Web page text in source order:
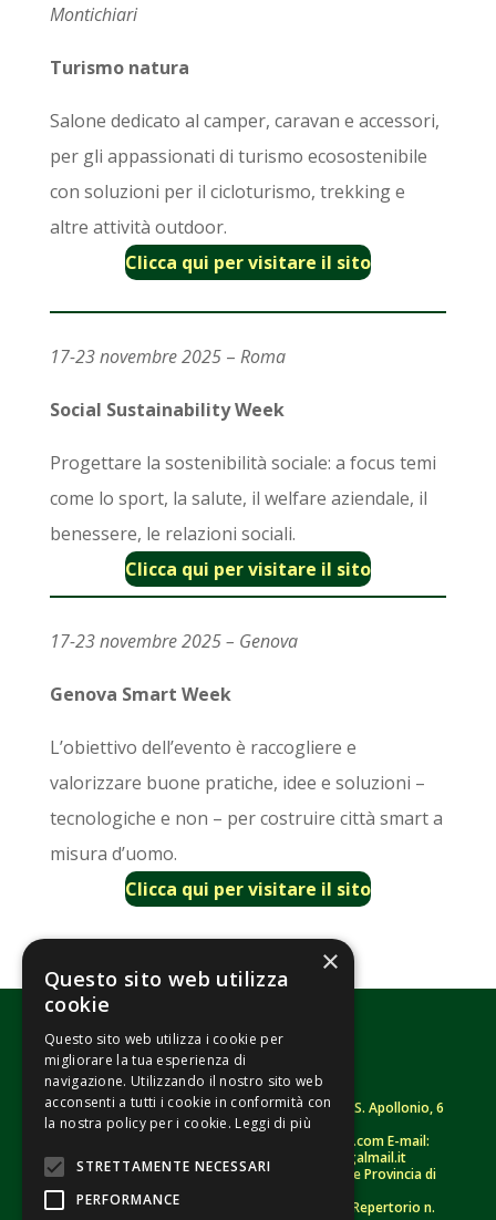
Montichiari
Turismo natura
Salone dedicato al camper, caravan e accessori,
per gli appassionati di turismo ecosostenibile
con soluzioni per il cicloturismo, trekking e
altre attività outdoor.
Clicca qui per visitare il sito
17-23 novembre 2025– Roma
Social Sustainability Week
Progettare la sostenibilità sociale: a focus temi
come lo sport, la salute, il welfare aziendale, il
benessere, le relazioni sociali.
Clicca qui per visitare il sito
17-23 novembre 2025 – Genova
Genova Smart Week
L’obiettivo dell’evento è raccogliere e
valorizzare buone pratiche, idee e soluzioni –
tecnologiche e non – per costruire città smart a
misura d’uomo.
Clicca qui per visitare il sito
Fondazione Senza Frontiere – ETS |Strada S. Apollonio, 6
– 46042 Castel Goffredo (MN)
– Sito: www.senzafrontiere.com E-mail:
tenuapol@gmail.com– Pec:tenuapol@legalmail.it
C. F. 90008460207 – Registro persone giuridiche Provincia di
Mantova n. 243 (sospeso)
Registro Unico Nazionale del Terzo Settore – Repertorio n.
×
Questo sito web utilizza
cookie
Questo sito web utilizza i cookie per
migliorare la tua esperienza di
navigazione. Utilizzando il nostro sito web
acconsenti a tutti i cookie in conformità con
la nostra policy per i cookie. Leggi di più
STRETTAMENTE NECESSARI
PERFORMANCE